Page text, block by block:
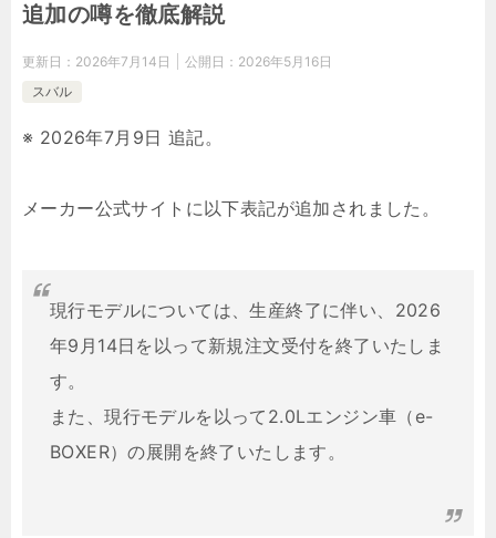
追加の噂を徹底解説
更新日： 2026年7月14日 公開日： 2026年5月16日
スバル
※ 2026年7月9日 追記。
メーカー公式サイトに以下表記が追加されました。
現行モデルについては、生産終了に伴い、2026
年9月14日を以って新規注文受付を終了いたしま
す。
また、現行モデルを以って2.0Lエンジン車（e-
BOXER）の展開を終了いたします。